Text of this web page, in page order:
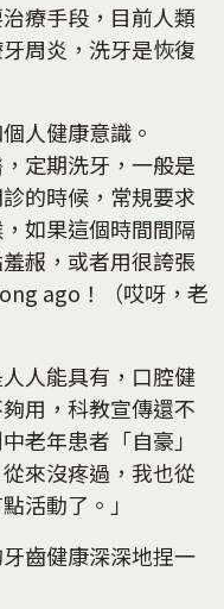
療手段，目前人類
周炎，洗牙是恢復
人健康意識。
定期洗牙，一般是
的時候，常規要求
如果這個時間間隔
赧，或者用很誇張
ago！（哎呀，老
人能具有，口腔健
用，科教宣傳還不
老年患者「自豪」
來沒疼過，我也從
活動了。」
齒健康深深地捏一